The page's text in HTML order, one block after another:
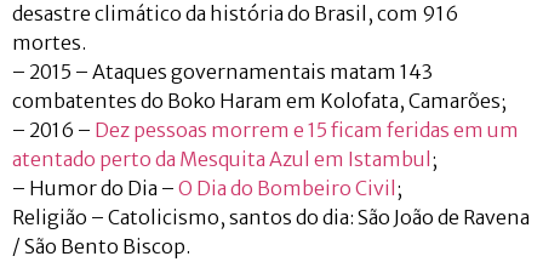
desastre climático da história do Brasil, com 916
mortes.
– 2015 – Ataques governamentais matam 143
combatentes do Boko Haram em Kolofata, Camarões;
– 2016 – Dez pessoas morrem e 15 ficam feridas em um
atentado perto da Mesquita Azul em Istambul ;
– Humor do Dia – O Dia do Bombeiro Civil ;
Religião – Catolicismo, santos do dia: São João de Ravena
/ São Bento Biscop.